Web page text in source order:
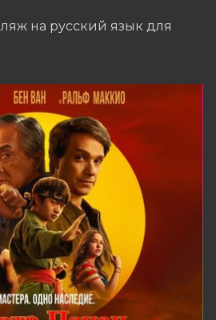
на русский язык для